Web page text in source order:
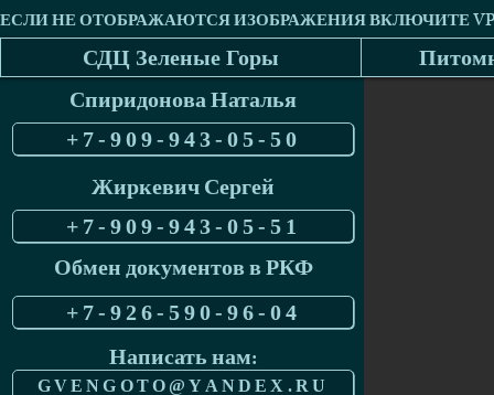
СДЦ Зеленые Горы
Спиридонова Наталья
+7-909-943-05-50
Жиркевич Сергей
+7-909-943-05-51
Обмен документов в РКФ
+7-926-590-96-04
Написать нам:
GVENGOTO@YANDEX.RU